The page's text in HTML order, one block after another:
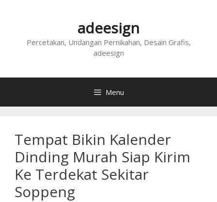
adeesign
Percetakan, Undangan Pernikahan, Desain Grafis,
adeesign
Menu
Tempat Bikin Kalender
Dinding Murah Siap Kirim
Ke Terdekat Sekitar
Soppeng